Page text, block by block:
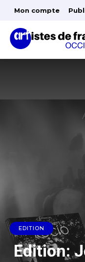
Mon compte
EDITION
Edition: